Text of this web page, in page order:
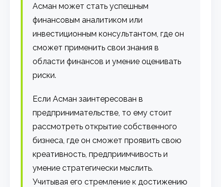
Асман может стать успешным
финансовым аналитиком или
инвестиционным консультантом, где он
сможет применить свои знания в
области финансов и умение оценивать
риски.
Если Асман заинтересован в
предпринимательстве, то ему стоит
рассмотреть открытие собственного
бизнеса, где он сможет проявить свою
креативность, предприимчивость и
умение стратегически мыслить.
Учитывая его стремление к достижению